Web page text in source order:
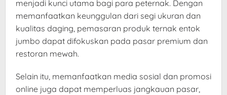
menjadi kunci utama bagi para peternak. Dengan
memanfaatkan keunggulan dari segi ukuran dan
kualitas daging, pemasaran produk ternak entok
jumbo dapat difokuskan pada pasar premium dan
restoran mewah.
Selain itu, memanfaatkan media sosial dan promosi
online juga dapat memperluas jangkauan pasar,